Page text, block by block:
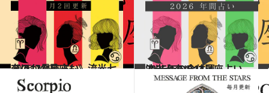
2026.7.29
《ほかの星座も》流光七奈の12星座占い
占い 2025.12.17
流光七奈の12星座占い 2026年の全体運
占い